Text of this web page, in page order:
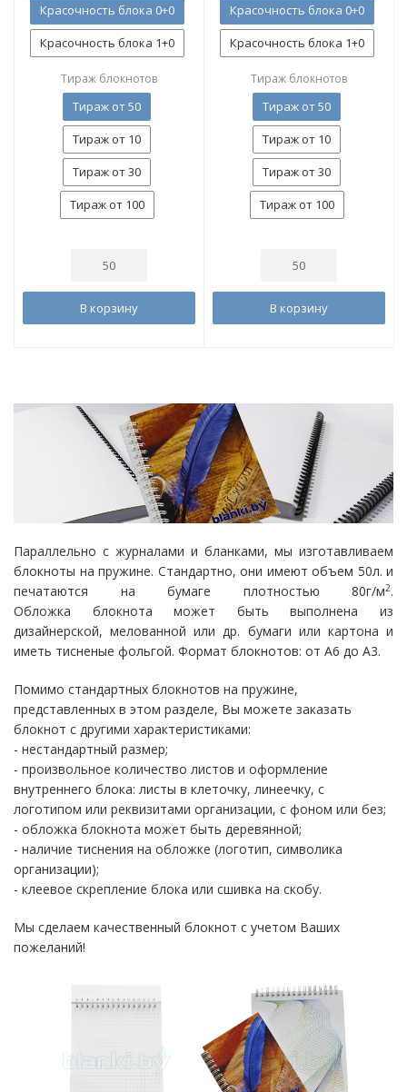
Красочность блока 0+0
Красочность блока 1+0
Тираж блокнотов
Тираж от 50
Тираж от 10
Тираж от 30
Тираж от 100
В корзину
Красочность блока 0+0
Красочность блока 1+0
Тираж блокнотов
Тираж от 50
Тираж от 10
Тираж от 30
Тираж от 100
В корзину
Параллельно с журналами и бланками, мы изготавливаем
блокноты на пружине. Стандартно, они имеют объем 50л. и
печатаются на бумаге плотностью 80г/м2.
Обложка блокнота может быть выполнена из
дизайнерской, мелованной или др. бумаги или картона и
иметь тисненые фольгой. Формат блокнотов: от А6 до А3.
Помимо стандартных блокнотов на пружине,
представленных в этом разделе, Вы можете заказать
блокнот с другими характеристиками:
- нестандартный размер;
- произвольное количество листов и оформление
внутреннего блока: листы в клеточку, линеечку, с
логотипом или реквизитами организации, с фоном или без;
- обложка блокнота может быть деревянной;
- наличие тиснения на обложке (логотип, символика
организации);
- клеевое скрепление блока или сшивка на скобу.
Мы сделаем качественный блокнот с учетом Ваших
пожеланий!